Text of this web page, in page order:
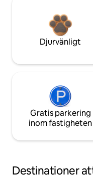
Djurvänligt
Gratis parkering
inom fastigheten
Destinationer